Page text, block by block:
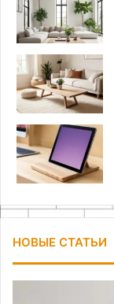
НОВЫЕ СТАТЬИ